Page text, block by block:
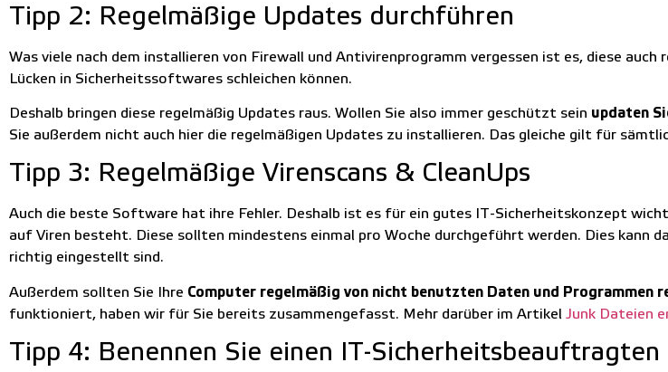
Tipp 2: Regelmäßige Updates durchführen
Was viele nach dem installieren von Firewall und Antivirenprogramm vergessen ist es, diese
Lücken in Sicherheitssoftwares schleichen können.
Deshalb bringen diese regelmäßig Updates raus. Wollen Sie also immer geschützt sein updaten
Sie außerdem nicht auch hier die regelmäßigen Updates zu installieren. Das gleiche gilt für
Tipp 3: Regelmäßige Virenscans & CleanUps
Auch die beste Software hat ihre Fehler. Deshalb ist es für ein gutes IT-Sicherheitskonzept
auf Viren besteht. Diese sollten mindestens einmal pro Woche durchgeführt werden. Dies kann
richtig eingestellt sind.
Außerdem sollten Sie Ihre Computer regelmäßig von nicht benutzten Daten und Programmen
funktioniert, haben wir für Sie bereits zusammengefasst. Mehr darüber im Artikel Junk Dateien
Tipp 4: Benennen Sie einen IT-Sicherheitsbeauftragten